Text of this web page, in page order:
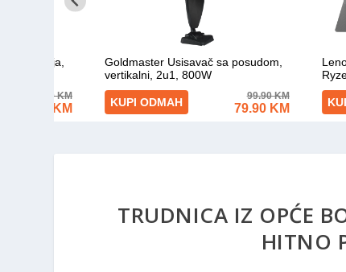
TRUDNICA IZ OPĆE
HITNO